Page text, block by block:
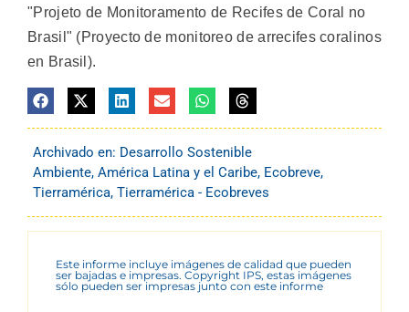
"Projeto de Monitoramento de Recifes de Coral no
Brasil" (Proyecto de monitoreo de arrecifes coralinos
en Brasil).
Archivado en: Desarrollo Sostenible
Ambiente, América Latina y el Caribe, Ecobreve,
Tierramérica, Tierramérica - Ecobreves
Este informe incluye imágenes de calidad que pueden
ser bajadas e impresas. Copyright IPS, estas imágenes
sólo pueden ser impresas junto con este informe